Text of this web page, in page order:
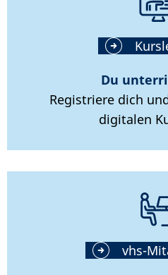
Du
Registriere dich
digitalen
vhs-